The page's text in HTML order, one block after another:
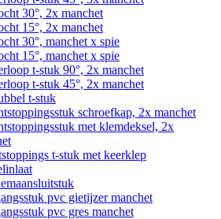
30°, 2x manchet
15°, 2x manchet
30°, manchet x spie
15°, manchet x spie
t-stuk 90°, 2x manchet
t-stuk 45°, 2x manchet
t-stuk
schroefkap, 2x manchet
met klemdeksel, 2x
t-stuk met keerklep
pvc gietijzer manchet
pvc gres manchet